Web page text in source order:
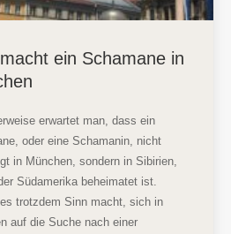
ein Schamane in
erwartet man, dass ein
oder eine Schamanin, nicht
in München, sondern in Sibirien,
Südamerika beheimatet ist.
trotzdem Sinn macht, sich in
auf die Suche nach einer